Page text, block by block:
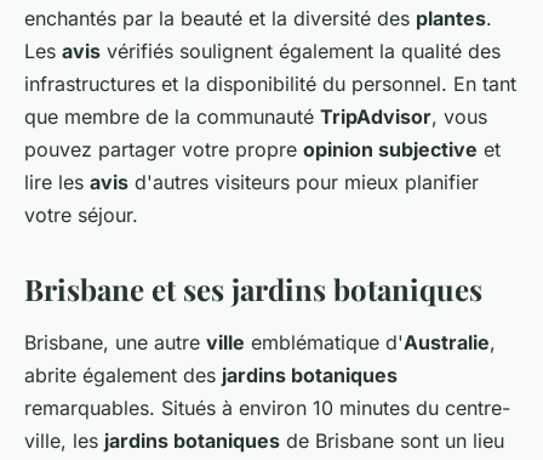
enchantés par la beauté et la diversité des plantes.
Les avis vérifiés soulignent également la qualité des
infrastructures et la disponibilité du personnel. En tant
que membre de la communauté TripAdvisor, vous
pouvez partager votre propre opinion subjective et
lire les avis d'autres visiteurs pour mieux planifier
votre séjour.
Brisbane et ses jardins botaniques
Brisbane, une autre ville emblématique d'Australie,
abrite également des jardins botaniques
remarquables. Situés à environ 10 minutes du centre-
ville, les jardins botaniques de Brisbane sont un lieu